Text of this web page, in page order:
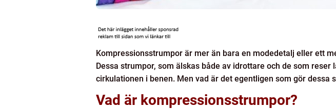
Kompressionsstrumpor är mer än bara en modedetalj eller ett
Dessa strumpor, som älskas både av idrottare och de som
cirkulationen i benen. Men vad är det egentligen som gör
Vad är kompressionsstrumpor?